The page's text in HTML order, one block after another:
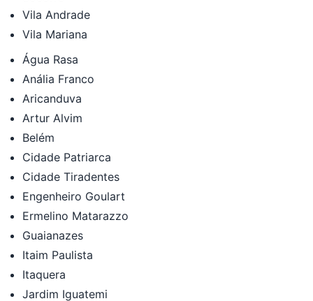
Vila Andrade
Vila Mariana
Água Rasa
Anália Franco
Aricanduva
Artur Alvim
Belém
Cidade Patriarca
Cidade Tiradentes
Engenheiro Goulart
Ermelino Matarazzo
Guaianazes
Itaim Paulista
Itaquera
Jardim Iguatemi